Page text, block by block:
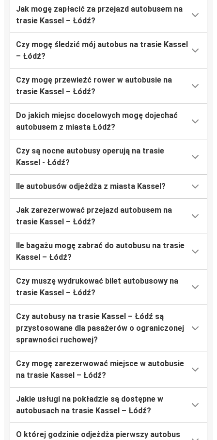
Jak mogę zapłacić za przejazd autobusem na
trasie Kassel – Łódź?
Czy mogę śledzić mój autobus na trasie Kassel
– Łódź?
Czy mogę przewieźć rower w autobusie na
trasie Kassel – Łódź?
Do jakich miejsc docelowych mogę dojechać
autobusem z miasta Łódź?
Czy są nocne autobusy operują na trasie
Kassel - Łódź?
Ile autobusów odjeżdża z miasta Kassel?
Jak zarezerwować przejazd autobusem na
trasie Kassel – Łódź?
Ile bagażu mogę zabrać do autobusu na trasie
Kassel – Łódź?
Czy muszę wydrukować bilet autobusowy na
trasie Kassel – Łódź?
Czy autobusy na trasie Kassel – Łódź są
przystosowane dla pasażerów o ograniczonej
sprawności ruchowej?
Czy mogę zarezerwować miejsce w autobusie
na trasie Kassel – Łódź?
Jakie usługi na pokładzie są dostępne w
autobusach na trasie Kassel – Łódź?
O której godzinie odjeżdża pierwszy autobus